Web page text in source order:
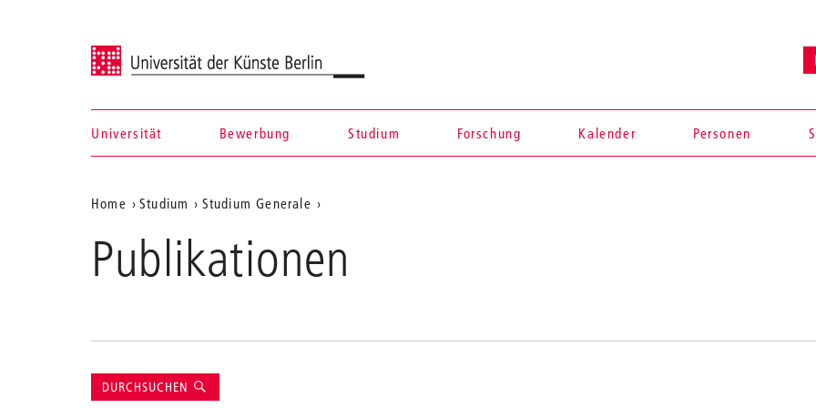
Universität der Künste Berlin
Navigation &
Suche
Universität Bewerbung Studium Forschung Kalender Personen
Aktuelle
Position
auf
Home Studium Studium Generale
Publikationen
Suche
DURCHSUCHEN